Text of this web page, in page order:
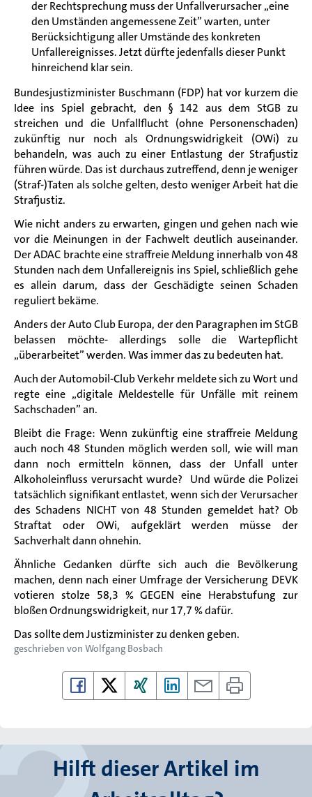
der Rechtsprechung muss der Unfallverursacher „eine
den Umständen angemessene Zeit” warten, unter
Berücksichtigung aller Umstände des konkreten
Unfallereignisses. Jetzt dürfte jedenfalls dieser Punkt
hinreichend klar sein.
Bundesjustizminister Buschmann (FDP) hat vor kurzem die
Idee ins Spiel gebracht, den § 142 aus dem StGB zu
streichen und die Unfallflucht (ohne Personenschaden)
zukünftig nur noch als Ordnungswidrigkeit (OWi) zu
behandeln, was auch zu einer Entlastung der Strafjustiz
führen würde. Das ist durchaus zutreffend, denn je weniger
(Straf-)Taten als solche gelten, desto weniger Arbeit hat die
Strafjustiz.
Wie nicht anders zu erwarten, gingen und gehen nach wie
vor die Meinungen in der Fachwelt deutlich auseinander.
Der ADAC brachte eine straffreie Meldung innerhalb von 48
Stunden nach dem Unfallereignis ins Spiel, schließlich gehe
es allein darum, dass der Geschädigte seinen Schaden
reguliert bekäme.
Anders der Auto Club Europa, der den Paragraphen im StGB
belassen möchte- allerdings solle die Wartepflicht
„überarbeitet” werden. Was immer das zu bedeuten hat.
Auch der Automobil-Club Verkehr meldete sich zu Wort und
regte eine „digitale Meldestelle für Unfälle mit reinem
Sachschaden” an.
Bleibt die Frage: Wenn zukünftig eine straffreie Meldung
auch noch 48 Stunden möglich werden soll, wie will man
dann noch ermitteln können, dass der Unfall unter
Alkoholeinfluss verursacht wurde? Und würde die Polizei
tatsächlich signifikant entlastet, wenn sich der Verursacher
des Schadens NICHT von 48 Stunden gemeldet hat? Ob
Straftat oder OWi, aufgeklärt werden müsse der
Sachverhalt dann ohnehin.
Ähnliche Gedanken dürfte sich auch die Bevölkerung
machen, denn nach einer Umfrage der Versicherung DEVK
votieren stolze 58,3 % GEGEN eine Herabstufung zur
bloßen Ordnungswidrigkeit, nur 17,7 % dafür.
Das sollte dem Justizminister zu denken geben.
geschrieben von Wolfgang Bosbach
Hilft dieser Artikel im